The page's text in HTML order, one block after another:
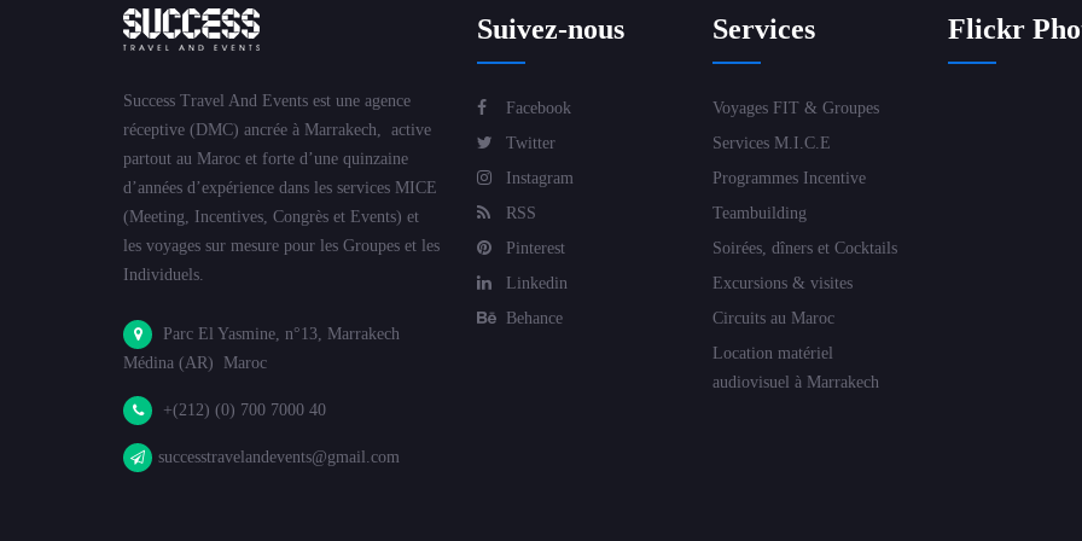
Success Travel And Events est une agence
réceptive (DMC) ancrée à Marrakech, active
partout au Maroc et forte d’une quinzaine
d’années d’expérience dans les services MICE
(Meeting, Incentives, Congrès et Events) et
les voyages sur mesure pour les Groupes et les
Individuels.
Parc El Yasmine, n°13, Marrakech
Médina (AR) Maroc
+(212) (0) 700 7000 40
successtravelandevents@gmail.com
Suivez-nous
Facebook
Twitter
Instagram
RSS
Pinterest
Linkedin
Behance
Services
Voyages FIT & Groupes
Services M.I.C.E
Programmes Incentive
Teambuilding
Soirées, dîners et Cocktails
Excursions & visites
Circuits au Maroc
Location matériel
audiovisuel à Marrakech
Flickr